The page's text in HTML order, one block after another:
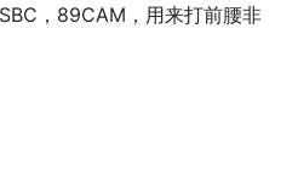
，89CAM，用来打前腰非